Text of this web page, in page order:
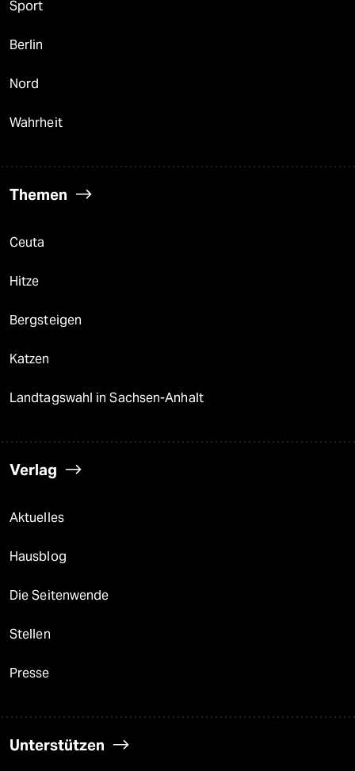
Sport
Berlin
Nord
Wahrheit
Themen
Ceuta
Hitze
Bergsteigen
Katzen
Landtagswahl in Sachsen-Anhalt
Verlag
Aktuelles
Hausblog
Die Seitenwende
Stellen
Presse
Unterstützen